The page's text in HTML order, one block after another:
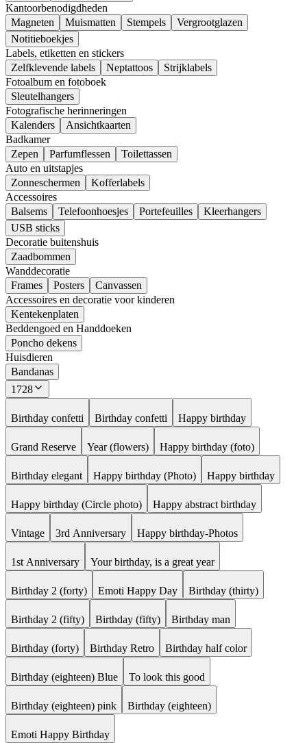
Kantoorbenodigdheden
Magneten
Muismatten Stempels
Vergrootglazen
Notitieboekjes
Labels, etiketten en stickers
Zelfklevende labels
Neptattoos
Strijklabels
Fotoalbum en fotoboek
Sleutelhangers
Fotografische herinneringen
Kalenders
Ansichtkaarten
Badkamer
Zepen
Parfumflessen
Toilettassen
Auto en uitstapjes
Zonneschermen
Kofferlabels
Accessoires
Balsems
Telefoonhoesjes Portefeuilles
Kleerhangers
USB sticks
Decoratie buitenshuis
Zaadbommen
Wanddecoratie
Frames
Posters
Canvassen
Accessoires en decoratie voor kinderen
Kentekenplaten
Beddengoed en Handdoeken
Poncho dekens
Huisdieren
Bandanas
1728
Birthday confetti Birthday confetti Happy birthday
Grand Reserve Year (flowers) Happy birthday (foto)
Birthday elegant Happy birthday (Photo) Happy birthday
Happy birthday (Circle photo) Happy abstract birthday
Vintage 3rd Anniversary Happy birthday-Photos
1st Anniversary Your birthday, is a great year
Birthday 2 (forty) Emoti Happy Day Birthday (thirty)
Birthday 2 (fifty) Birthday (fifty) Birthday man
Birthday (forty) Birthday Retro Birthday half color
Birthday (eighteen) Blue To look this good
Birthday (eighteen) pink Birthday (eighteen)
Emoti Happy Birthday